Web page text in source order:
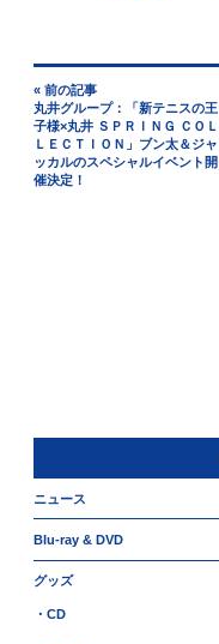
« 前の記事
丸井グループ：「新テニスの王
子様×丸井 ＳＰＲＩＮＧ ＣＯＬ
ＬＥＣＴＩＯＮ」ブン太＆ジャ
ッカルのスペシャルイベント開
催決定！
ニュース
Blu-ray & DVD
グッズ
・CD